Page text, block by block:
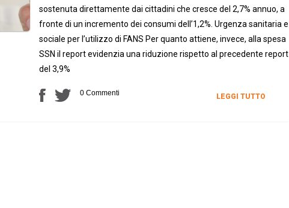
sostenuta direttamente dai cittadini che cresce del 2,7% annuo, a
fronte di un incremento dei consumi dell’1,2%. Urgenza sanitaria e
sociale per l’utilizzo di FANS Per quanto attiene, invece, alla spesa
SSN il report evidenzia una riduzione rispetto al precedente report
del 3,9%
0 Commenti LEGGI TUTTO